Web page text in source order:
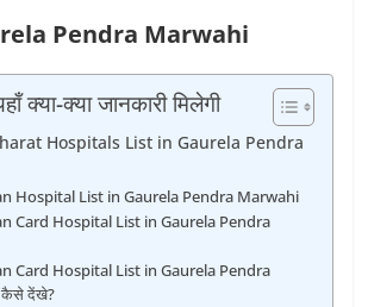
Pendra Marwahi
क्या-क्या जानकारी मिलेगी
Hospitals List in Gaurela Pendra
Hospital List in Gaurela Pendra Marwahi
Card Hospital List in Gaurela Pendra
Card Hospital List in Gaurela Pendra
देंखे?